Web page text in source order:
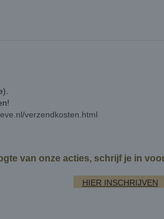
verzendkosten.html
van onze acties, schrijf je in
HIER INSCHRIJVEN